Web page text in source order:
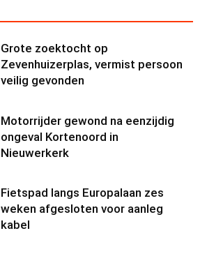
Grote zoektocht op
Zevenhuizerplas, vermist persoon
veilig gevonden
Motorrijder gewond na eenzijdig
ongeval Kortenoord in
Nieuwerkerk
Fietspad langs Europalaan zes
weken afgesloten voor aanleg
kabel